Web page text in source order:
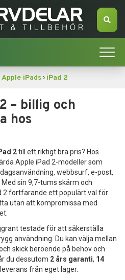
iPads› iPad 2
– billig och
hos
2till ett riktigt bra pris? Hos
Apple iPad 2-modeller som
webbsurf, e-post,
sin 9,7-tums skärm och
2 fortfarande ett populärt val för
utan att kompromissa med
testade för att säkerställa
användning. Du kan välja mellan
skick beroende på behov och
du dessutom 2 års garanti, 14
från eget lager.